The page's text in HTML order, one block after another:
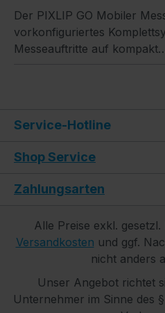
Der PIXLIP GO Mobiler
vorkonfiguriertes
Messeauftritte auf
Service-Hotline
Shop Service
Zahlungsarten
Alle Preise exkl.
Versandkosten und ggf.
nicht anders
Unser Angebot richtet
Unternehmer im Sinne des